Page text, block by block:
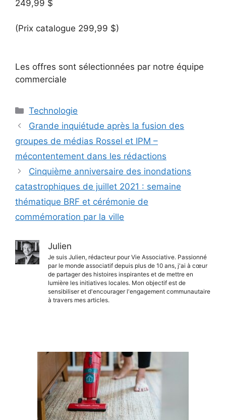
249,99 $
(Prix catalogue 299,99 $)
Les offres sont sélectionnées par notre équipe
commerciale
Catégories
Technologie
Grande inquiétude après la fusion des
groupes de médias Rossel et IPM –
mécontentement dans les rédactions
Cinquième anniversaire des inondations
catastrophiques de juillet 2021 : semaine
thématique BRF et cérémonie de
commémoration par la ville
Julien
Je suis Julien, rédacteur pour Vie Associative. Passionné
par le monde associatif depuis plus de 10 ans, j'ai à cœur
de partager des histoires inspirantes et de mettre en
lumière les initiatives locales. Mon objectif est de
sensibiliser et d'encourager l'engagement communautaire
à travers mes articles.